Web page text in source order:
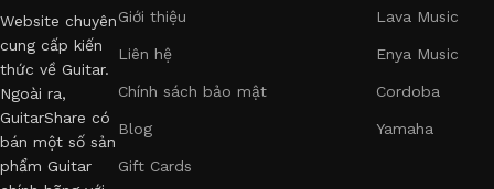
Website chuyên
cung cấp kiến
thức về Guitar.
Ngoài ra,
GuitarShare có
bán một số sản
phẩm Guitar
Giới thiệu
Liên hệ
Chính sách bảo mật
Blog
Gift Cards
Lava Music
Enya Music
Cordoba
Yamaha